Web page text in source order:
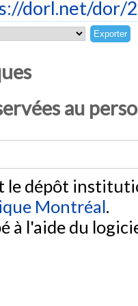
dorl.net/dor/
au
le dépôt
Montréal.
à l'aide du